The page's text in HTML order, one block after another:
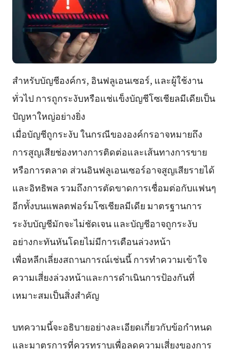
สำหรับบัญชีองค์กร, อินฟลูเอนเซอร์, และผู้ใช้งาน
ทั่วไป การถูกระงับหรือแช่แข็งบัญชีโซเชียลมีเดียเป็น
ปัญหาใหญ่อย่างยิ่ง
เมื่อบัญชีถูกระงับ ในกรณีขององค์กรอาจหมายถึง
การสูญเสียช่องทางการติดต่อและเส้นทางการขาย
หรือการตลาด ส่วนอินฟลูเอนเซอร์อาจสูญเสียรายได้
และอิทธิพล รวมถึงการตัดขาดการเชื่อมต่อกับแฟนๆ
อีกทั้งบนแพลตฟอร์มโซเชียลมีเดีย มาตรฐานการ
ระงับบัญชีมักจะไม่ชัดเจน และบัญชีอาจถูกระงับ
อย่างกะทันหันโดยไม่มีการเตือนล่วงหน้า
เพื่อหลีกเลี่ยงสถานการณ์เช่นนี้ การทำความเข้าใจ
ความเสี่ยงล่วงหน้าและการดำเนินการป้องกันที่
เหมาะสมเป็นสิ่งสำคัญ
บทความนี้จะอธิบายอย่างละเอียดเกี่ยวกับข้อกำหนด
และมาตรการที่ควรทราบเพื่อลดความเสี่ยงของการ